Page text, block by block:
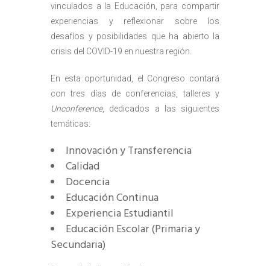
vinculados a la Educación, para compartir
experiencias y reflexionar sobre los
desafíos y posibilidades que ha abierto la
crisis del COVID-19 en nuestra región.
En esta oportunidad, el Congreso contará
con tres días de conferencias, talleres y
Unconference, dedicados a las siguientes
temáticas:
Innovación y Transferencia
Calidad
Docencia
Educación Continua
Experiencia Estudiantil
Educación Escolar (Primaria y
Secundaria)